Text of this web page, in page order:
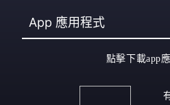
App 應用程式
點擊下載app